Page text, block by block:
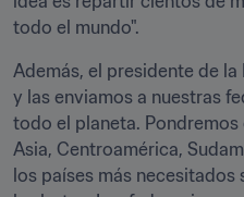
todo el mundo".
Además, el presidente de la
y las enviamos a nuestras
todo el planeta.
Asia, Centroamérica,
los países más